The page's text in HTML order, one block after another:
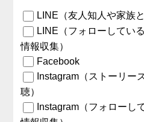
LINE（友人知人や家族と
LINE（フォローしてい
情報収集）
Facebook
Instagram（ストーリー
聴）
Instagram（フォローし